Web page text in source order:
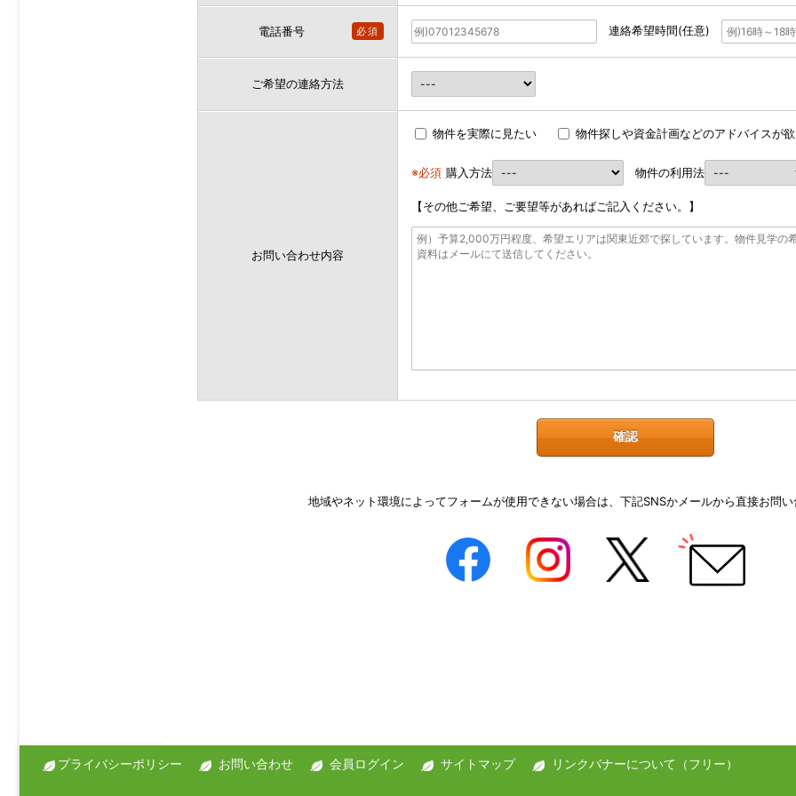
電話番号 必須 連絡希望時間(任意)
ご希望の連絡方法
お問い合わせ内容
物件を実際に見たい 物件探しや資金計画などのアドバイスが
※必須 購入方法 物件の利用法
【その他ご希望、ご要望等があればご記入ください。】
地域やネット環境によってフォームが使用できない場合は、下記SNSかメールから直接お問
プライバシーポリシー お問い合わせ 会員ログイン サイトマップ リンクバナーについて（フリー）